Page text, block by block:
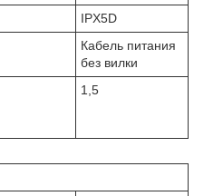
IPX5D
Кабель питания
без вилки
1,5